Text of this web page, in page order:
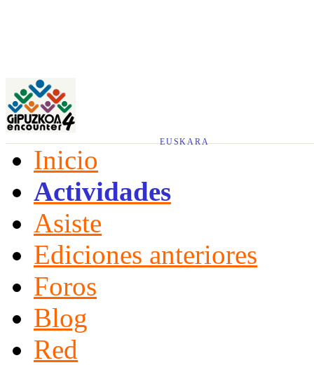
EUSKARA
Inicio
Actividades
Asiste
Ediciones anteriores
Foros
Blog
Red